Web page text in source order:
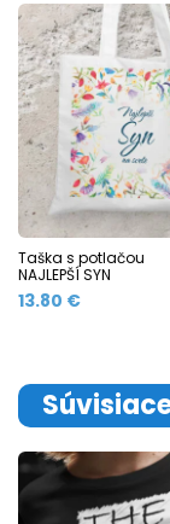
Taška s potlačou
NAJLEPŠÍ SYN
13.80 €